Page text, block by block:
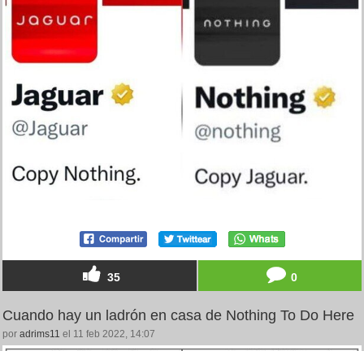
35 0
Cuando hay un ladrón en casa de Nothing To Do Here
por adrims11 el 11 feb 2022, 14:07